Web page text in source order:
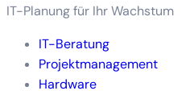
IT-Planung für Ihr Wachstum
IT-Beratung
Projektmanagement
Hardware